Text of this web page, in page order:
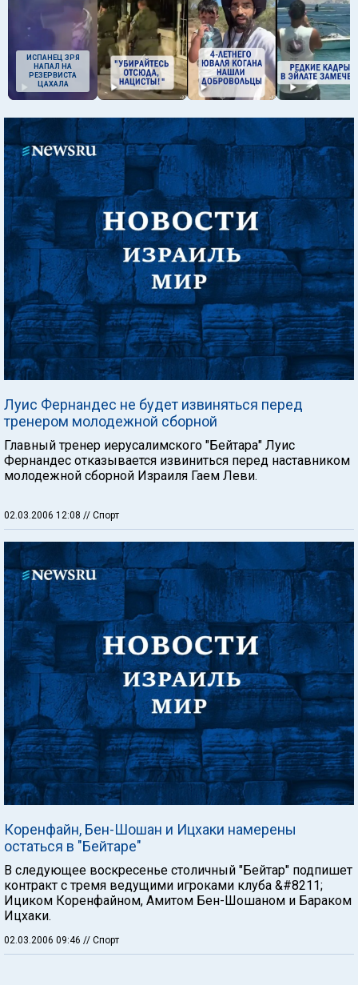
ИСПАНЕЦ ЗРЯ
НАПАЛ НА
РЕЗЕРВИСТА
ЦАХАЛА
Луис Фернандес не будет извиняться перед
тренером молодежной сборной
Главный тренер иерусалимского "Бейтара" Луис
Фернандес отказывается извиниться перед наставником
молодежной сборной Израиля Гаем Леви.
02.03.2006 12:08 // Спорт
Коренфайн, Бен-Шошан и Ицхаки намерены
остаться в "Бейтаре"
В следующее воскресенье столичный "Бейтар" подпишет
контракт с тремя ведущими игроками клуба &#8211;
Ициком Коренфайном, Амитом Бен-Шошаном и Бараком
Ицхаки.
02.03.2006 09:46 // Спорт